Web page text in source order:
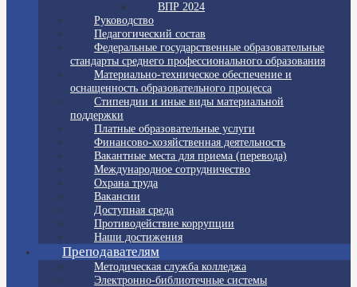
ВПР 2024
Руководство
Педагогический состав
Федеральные государственные образовательные
стандарты среднего профессионального образования
Материально-техническое обеспечение и
оснащенность образовательного процесса
Стипендии и иные виды материальной
поддержки
Платные образовательные услуги
Финансово-хозяйственная деятельность
Вакантные места для приема (перевода)
Международное сотрудничество
Охрана труда
Вакансии
Доступная среда
Противодействие коррупции
Наши достижения
Преподавателям
Методическая служба колледжа
Электронно-библиотечные системы